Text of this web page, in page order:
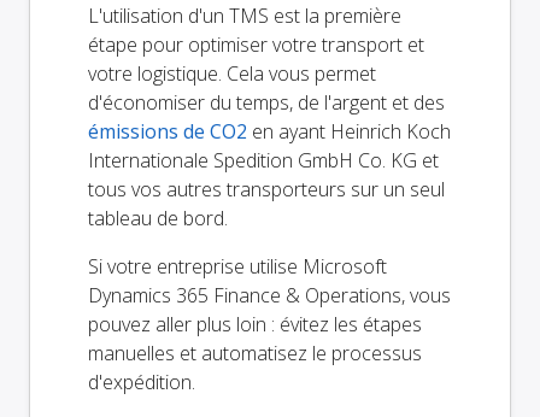
L'utilisation d'un TMS est la première
étape pour optimiser votre transport et
votre logistique. Cela vous permet
d'économiser du temps, de l'argent et des
émissions de CO2 en ayant Heinrich Koch
Internationale Spedition GmbH Co. KG et
tous vos autres transporteurs sur un seul
tableau de bord.
Si votre entreprise utilise Microsoft
Dynamics 365 Finance & Operations, vous
pouvez aller plus loin : évitez les étapes
manuelles et automatisez le processus
d'expédition.